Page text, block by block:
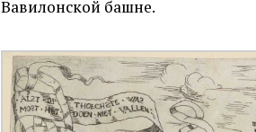
Вавилонской башне.